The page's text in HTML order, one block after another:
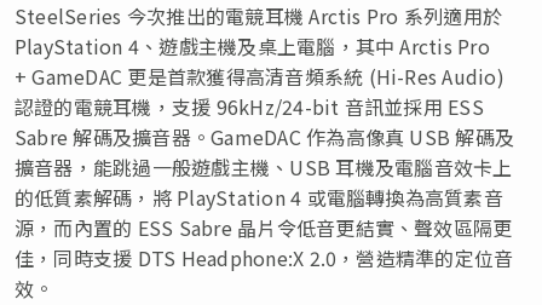
SteelSeries 今次推出的電競耳機 Arctis Pro 系列適用於
PlayStation 4、遊戲主機及桌上電腦，其中 Arctis Pro
+ GameDAC 更是首款獲得高清音頻系統 (Hi-Res Audio)
認證的電競耳機，支援 96kHz/24-bit 音訊並採用 ESS
Sabre 解碼及擴音器。GameDAC 作為高像真 USB 解碼及
擴音器，能跳過一般遊戲主機、USB 耳機及電腦音效卡上
的低質素解碼，將 PlayStation 4 或電腦轉換為高質素音
源，而內置的 ESS Sabre 晶片令低音更結實、聲效區隔更
佳，同時支援 DTS Headphone:X 2.0，營造精準的定位音
效。